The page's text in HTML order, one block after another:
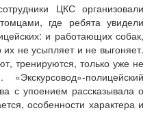
ЦКС организовали
где ребята увидели
и работающих собак,
не усыпляет и не выгоняет.
тренируются, только уже не
полицейский
с упоением рассказывала о
особенности характера и